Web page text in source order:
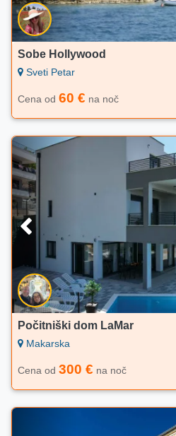
Sobe Hollywood
Sveti Petar
Cena od 60 € na noč
Počitniški dom LaMar
Makarska
Cena od 300 € na noč